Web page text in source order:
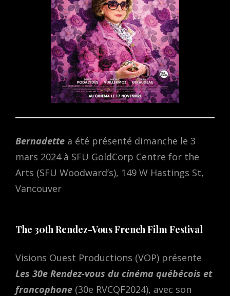
Bernadette a été présenté dimanche le 3
mars 2024 à SFU GoldCorp Centre for the
Arts (SFU Woodward’s), 149 W Hastings St,
Vancouver
The 30th Rendez-Vous French Film Festival
Visions Ouest Productions (VOP) présente
Les 30e Rendez-vous du cinéma québécois et
francophone (30e RVCQF2024), avec son